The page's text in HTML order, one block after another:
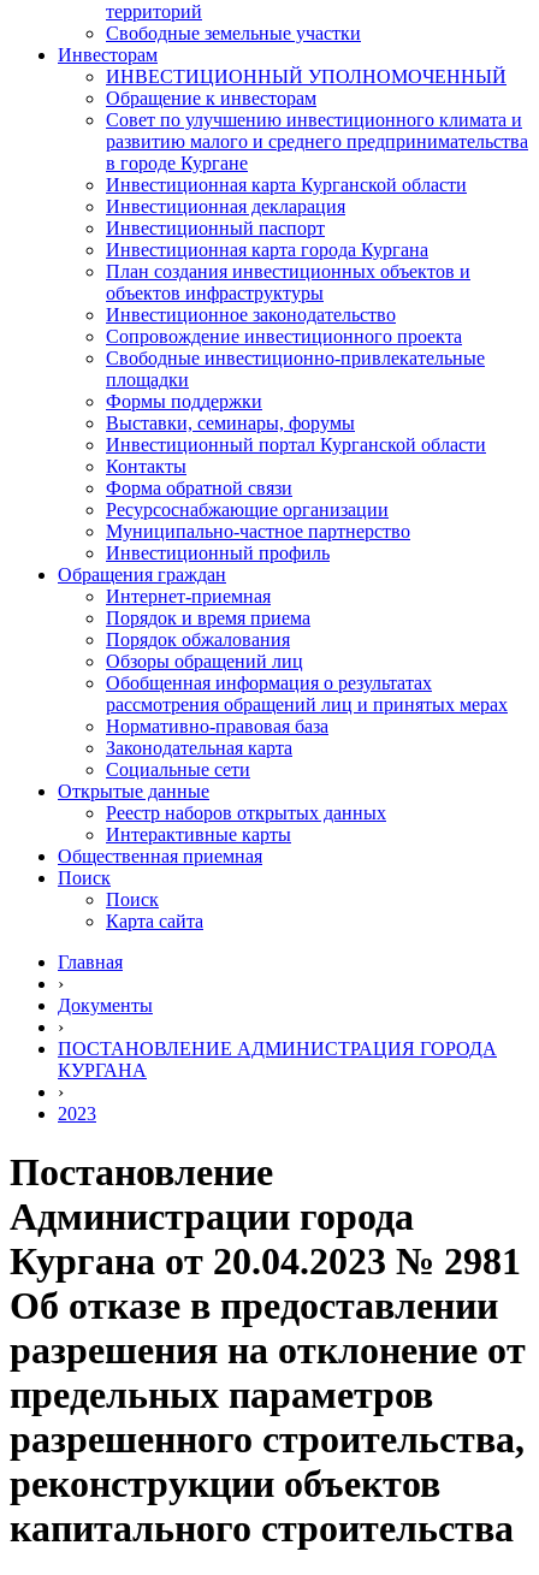
территорий
Свободные земельные участки
Инвесторам
ИНВЕСТИЦИОННЫЙ УПОЛНОМОЧЕННЫЙ
Обращение к инвесторам
Совет по улучшению инвестиционного климата и
развитию малого и среднего предпринимательства
в городе Кургане
Инвестиционная карта Курганской области
Инвестиционная декларация
Инвестиционный паспорт
Инвестиционная карта города Кургана
План создания инвестиционных объектов и
объектов инфраструктуры
Инвестиционное законодательство
Сопровождение инвестиционного проекта
Свободные инвестиционно-привлекательные
площадки
Формы поддержки
Выставки, семинары, форумы
Инвестиционный портал Курганской области
Контакты
Форма обратной связи
Ресурсоснабжающие организации
Муниципально-частное партнерство
Инвестиционный профиль
Обращения граждан
Интернет-приемная
Порядок и время приема
Порядок обжалования
Обзоры обращений лиц
Обобщенная информация о результатах
рассмотрения обращений лиц и принятых мерах
Нормативно-правовая база
Законодательная карта
Социальные сети
Открытые данные
Реестр наборов открытых данных
Интерактивные карты
Общественная приемная
Поиск
Поиск
Карта сайта
Главная
›
Документы
›
ПОСТАНОВЛЕНИЕ АДМИНИСТРАЦИЯ ГОРОДА
КУРГАНА
›
2023
Постановление
Администрации города
Кургана от 20.04.2023 № 2981
Об отказе в предоставлении
разрешения на отклонение от
предельных параметров
разрешенного строительства,
реконструкции объектов
капитального строительства